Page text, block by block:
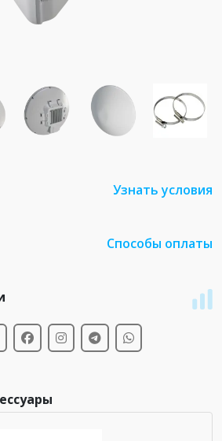
Узнать условия
Способы оплаты